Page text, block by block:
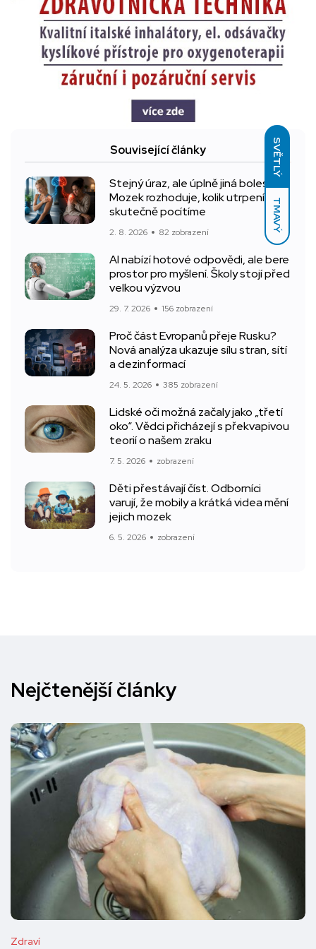
SVĚTLÝ
TMAVÝ
Související články
Stejný úraz, ale úplně jiná bolest.
Mozek rozhoduje, kolik utrpení
skutečně pocítíme
2. 8. 2026 82 zobrazení
AI nabízí hotové odpovědi, ale bere
prostor pro myšlení. Školy stojí před
velkou výzvou
29. 7. 2026 156 zobrazení
Proč část Evropanů přeje Rusku?
Nová analýza ukazuje sílu stran, sítí
a dezinformací
24. 5. 2026 385 zobrazení
Lidské oči možná začaly jako „třetí
oko“. Vědci přicházejí s překvapivou
teorií o našem zraku
7. 5. 2026 zobrazení
Děti přestávají číst. Odborníci
varují, že mobily a krátká videa mění
jejich mozek
6. 5. 2026 zobrazení
Nejčtenější články
Zdraví